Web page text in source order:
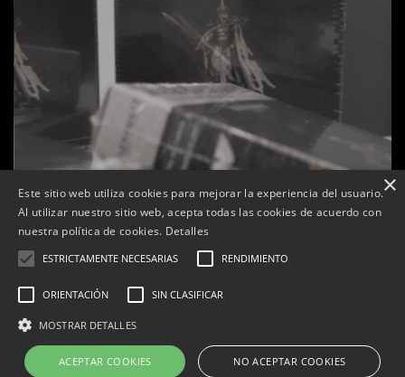
de referència de Warhammer a Lleida
Per Tàrrega Televisió 22, abril, 2026 - 08:10
×
Este sitio web utiliza cookies para mejorar la experiencia del usuario.
Al utilizar nuestro sitio web, acepta todas las cookies de acuerdo con
nuestra política de cookies. Detalles
ESTRICTAMENTE NECESARIAS RENDIMIENTO
ORIENTACIÓN SIN CLASIFICAR
MOSTRAR DETALLES
ACEPTAR COOKIES NO ACEPTAR COOKIES